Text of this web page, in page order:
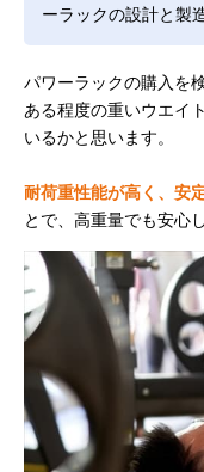
ーラックの設計と製
パワーラックの購入を
ある程度の重いウエイ
いるかと思います。
耐荷重性能が高く、安
とで、高重量でも安心